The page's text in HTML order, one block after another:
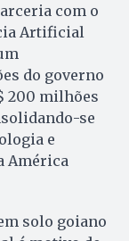
com o
Artificial
do governo
200 milhões
se
e
América
solo goiano